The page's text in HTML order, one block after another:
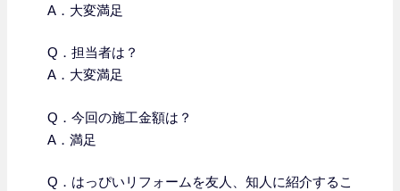
A．大変満足
Q．担当者は？
A．大変満足
Q．今回の施工金額は？
A．満足
Q．はっぴいリフォームを友人、知人に紹介するこ